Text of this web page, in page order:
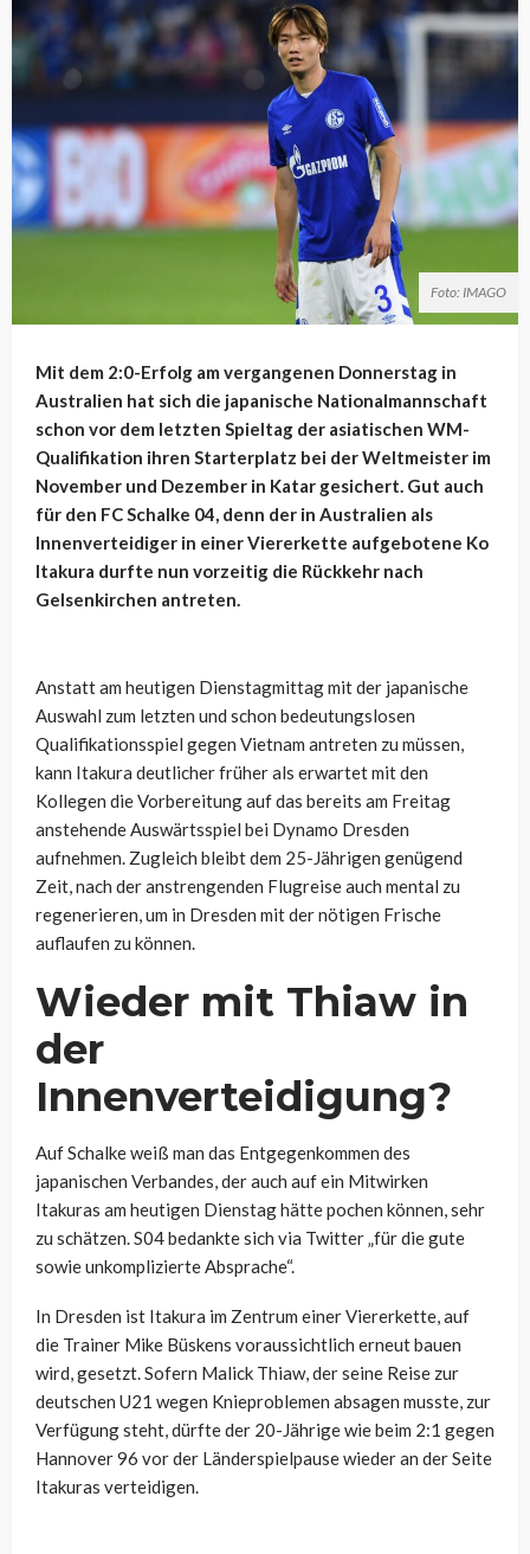
Foto: IMAGO
Mit dem 2:0-Erfolg am vergangenen Donnerstag in
Australien hat sich die japanische Nationalmannschaft
schon vor dem letzten Spieltag der asiatischen WM-
Qualifikation ihren Starterplatz bei der Weltmeister im
November und Dezember in Katar gesichert. Gut auch
für den FC Schalke 04, denn der in Australien als
Innenverteidiger in einer Viererkette aufgebotene Ko
Itakura durfte nun vorzeitig die Rückkehr nach
Gelsenkirchen antreten.
Anstatt am heutigen Dienstagmittag mit der japanische
Auswahl zum letzten und schon bedeutungslosen
Qualifikationsspiel gegen Vietnam antreten zu müssen,
kann Itakura deutlicher früher als erwartet mit den
Kollegen die Vorbereitung auf das bereits am Freitag
anstehende Auswärtsspiel bei Dynamo Dresden
aufnehmen. Zugleich bleibt dem 25-Jährigen genügend
Zeit, nach der anstrengenden Flugreise auch mental zu
regenerieren, um in Dresden mit der nötigen Frische
auflaufen zu können.
Wieder mit Thiaw in
der
Innenverteidigung?
Auf Schalke weiß man das Entgegenkommen des
japanischen Verbandes, der auch auf ein Mitwirken
Itakuras am heutigen Dienstag hätte pochen können, sehr
zu schätzen. S04 bedankte sich via Twitter „für die gute
sowie unkomplizierte Absprache“.
In Dresden ist Itakura im Zentrum einer Viererkette, auf
die Trainer Mike Büskens voraussichtlich erneut bauen
wird, gesetzt. Sofern Malick Thiaw, der seine Reise zur
deutschen U21 wegen Knieproblemen absagen musste, zur
Verfügung steht, dürfte der 20-Jährige wie beim 2:1 gegen
Hannover 96 vor der Länderspielpause wieder an der Seite
Itakuras verteidigen.